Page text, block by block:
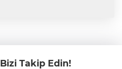
Bizi Takip Edin!